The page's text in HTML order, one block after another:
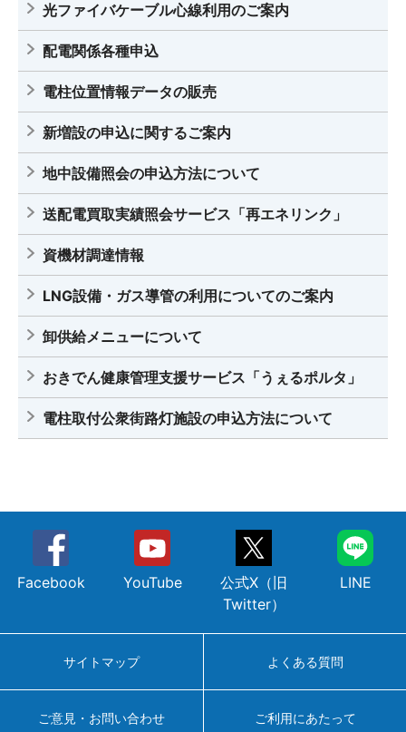
光ファイバケーブル心線利用のご案内
配電関係各種申込
電柱位置情報データの販売
新増設の申込に関するご案内
地中設備照会の申込方法について
送配電買取実績照会サービス「再エネリンク」
資機材調達情報
LNG設備・ガス導管の利用についてのご案内
卸供給メニューについて
おきでん健康管理支援サービス「うぇるポルタ」
電柱取付公衆街路灯施設の申込方法について
Facebook YouTube
公式X（旧
Twitter）
LINE
サイトマップ よくある質問
ご意見・お問い合わせ ご利用にあたって